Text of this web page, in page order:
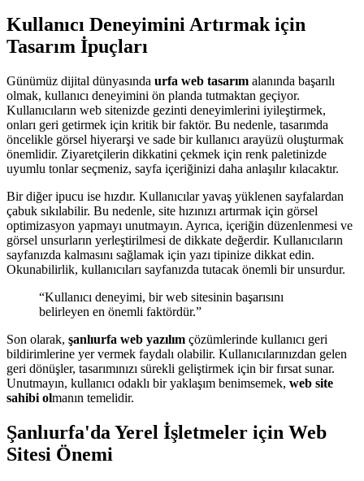
Kullanıcı Deneyimini Artırmak için
Tasarım İpuçları
Günümüz dijital dünyasında urfa web tasarım alanında başarılı
olmak, kullanıcı deneyimini ön planda tutmaktan geçiyor.
Kullanıcıların web sitenizde gezinti deneyimlerini iyileştirmek,
onları geri getirmek için kritik bir faktör. Bu nedenle, tasarımda
öncelikle görsel hiyerarşi ve sade bir kullanıcı arayüzü oluşturmak
önemlidir. Ziyaretçilerin dikkatini çekmek için renk paletinizde
uyumlu tonlar seçmeniz, sayfa içeriğinizi daha anlaşılır kılacaktır.
Bir diğer ipucu ise hızdır. Kullanıcılar yavaş yüklenen sayfalardan
çabuk sıkılabilir. Bu nedenle, site hızınızı artırmak için görsel
optimizasyon yapmayı unutmayın. Ayrıca, içeriğin düzenlenmesi ve
görsel unsurların yerleştirilmesi de dikkate değerdir. Kullanıcıların
sayfanızda kalmasını sağlamak için yazı tipinize dikkat edin.
Okunabilirlik, kullanıcıları sayfanızda tutacak önemli bir unsurdur.
“Kullanıcı deneyimi, bir web sitesinin başarısını
belirleyen en önemli faktördür.”
Son olarak, şanlıurfa web yazılım çözümlerinde kullanıcı geri
bildirimlerine yer vermek faydalı olabilir. Kullanıcılarınızdan gelen
geri dönüşler, tasarımınızı sürekli geliştirmek için bir fırsat sunar.
Unutmayın, kullanıcı odaklı bir yaklaşım benimsemek, web site
sahibi olmanın temelidir.
Şanlıurfa'da Yerel İşletmeler için Web
Sitesi Önemi